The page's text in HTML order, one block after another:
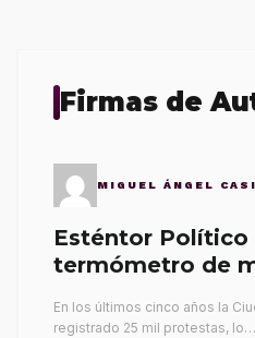
Firmas de
MIGUEL ÁNGEL
Esténtor Político
termómetro de
En los últimos cinco años la
registrado 25 mil protestas, lo…